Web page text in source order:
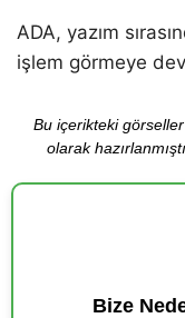
ADA, yazım
işlem görmeye
Bu içerikteki
olarak
Bize